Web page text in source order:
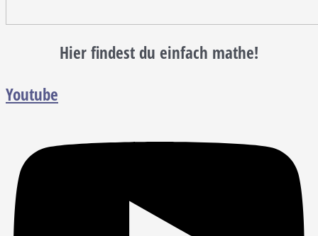
Hier findest du einfach mathe!
Youtube